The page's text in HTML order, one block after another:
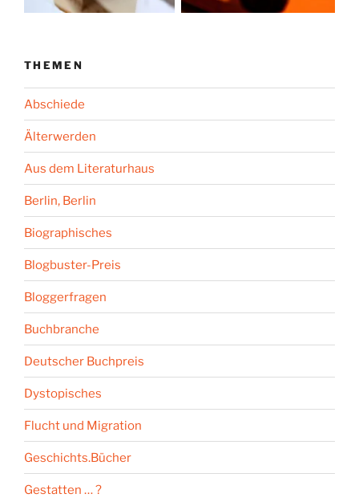
THEMEN
Abschiede
Älterwerden
Aus dem Literaturhaus
Berlin, Berlin
Biographisches
Blogbuster-Preis
Bloggerfragen
Buchbranche
Deutscher Buchpreis
Dystopisches
Flucht und Migration
Geschichts.Bücher
Gestatten … ?